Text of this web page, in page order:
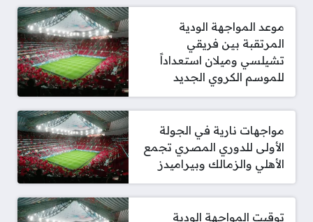
موعد المواجهة الودية
المرتقبة بين فريقي
تشيلسي وميلان استعداداً
للموسم الكروي الجديد
مواجهات نارية في الجولة
الأولى للدوري المصري تجمع
الأهلي والزمالك وبيراميدز
توقيت المواجهة الودية